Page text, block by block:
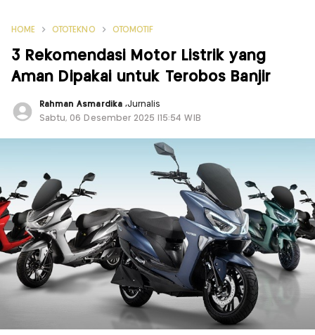
HOME OTOTEKNO OTOMOTIF
3 Rekomendasi Motor Listrik yang
Aman Dipakai untuk Terobos Banjir
Rahman Asmardika ,Jurnalis
Sabtu, 06 Desember 2025 |15:54 WIB